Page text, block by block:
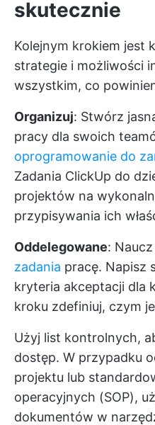
skutecznie
Kolejnym krokiem jest
strategie i możliwości
wszystkim, co
Organizuj: Stwórz
pracy dla swoich
oprogramowanie do
Zadania ClickUp do
projektów na
przypisywania ich
Oddelegowane:
zadania pracę. Napisz
kryteria akceptacji dla
kroku zdefiniuj, czym
Użyj list kontrolnych,
dostęp. W przypadku
projektu lub
operacyjnych (SOP),
dokumentów w